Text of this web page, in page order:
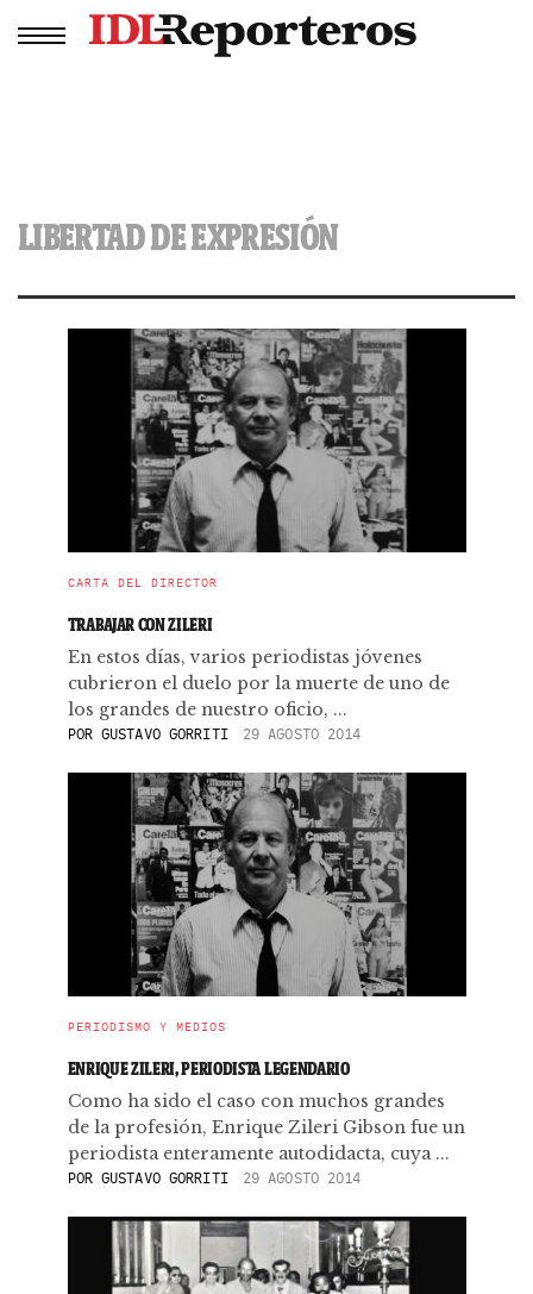
LIBERTAD DE EXPRESIÓN
CARTA DEL DIRECTOR
TRABAJAR CON ZILERI
En estos días, varios periodistas jóvenes
cubrieron el duelo por la muerte de uno de
los grandes de nuestro oficio, ...
POR GUSTAVO GORRITI 29 AGOSTO 2014
PERIODISMO Y MEDIOS
ENRIQUE ZILERI, PERIODISTA LEGENDARIO
Como ha sido el caso con muchos grandes
de la profesión, Enrique Zileri Gibson fue un
periodista enteramente autodidacta, cuya ...
POR GUSTAVO GORRITI 29 AGOSTO 2014